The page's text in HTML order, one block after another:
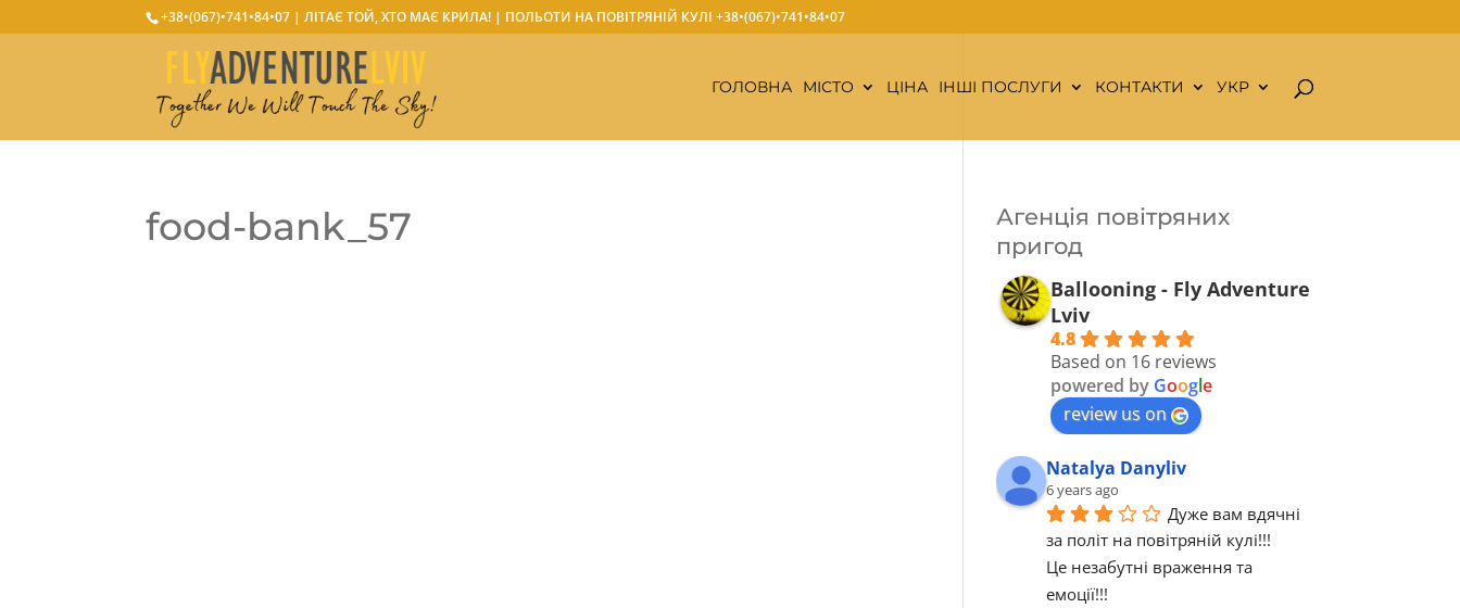
+38•(067)•741•84•07 | ЛІТАЄ ТОЙ, ХТО МАЄ КРИЛА! | ПОЛЬОТИ НА ПОВІТРЯНІЙ КУЛІ+38•(067)•741•84•07
ГОЛОВНА МІСТО ЦІНА ІНШІ ПОСЛУГИ КОНТАКТИ УКР
food-bank_57
Агенція повітряних
пригод
Ballooning - Fly Adventure
Lviv
4.8
Based on 16 reviews
powered by Google
review us on
Natalya Danyliv
6 years ago
Дуже вам вдячні
за політ на повітряній кулі!!!
Це незабутні враження та
емоції!!!